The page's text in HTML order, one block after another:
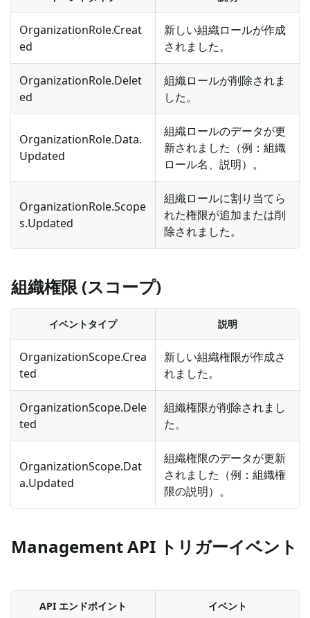
OrganizationRole.Creat
ed
新しい組織ロールが作成
されました。
OrganizationRole.Delet
ed
組織ロールが削除されま
した。
OrganizationRole.Data.
Updated
組織ロールのデータが更
新されました（例：組織
ロール名、説明）。
OrganizationRole.Scope
s.Updated
組織ロールに割り当てら
れた権限が追加または削
除されました。
組織権限 (スコープ)
イベントタイプ 説明
OrganizationScope.Crea
ted
新しい組織権限が作成さ
れました。
OrganizationScope.Dele
ted
組織権限が削除されまし
た。
OrganizationScope.Dat
a.Updated
組織権限のデータが更新
されました（例：組織権
限の説明）。
Management API トリガーイベント
API エンドポイント イベント